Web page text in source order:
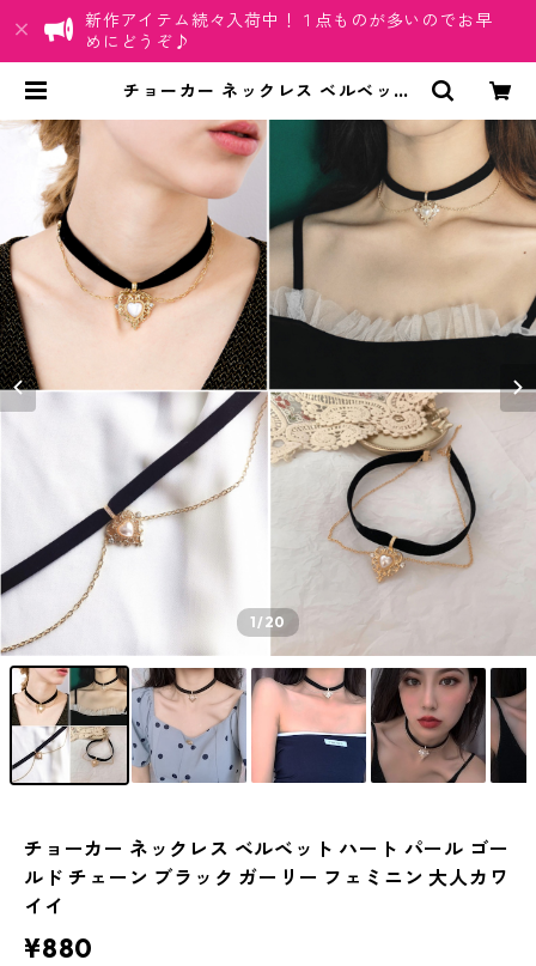
新作アイテム続々入荷中！１点ものが多いのでお早
めにどうぞ♪
チョーカー ネックレス ベルベット
ラック ガーリー フェミニン 大人カ
ワイイ | ちゅらネット「にふぇーで
ーびる」
1/20
チョーカー ネックレス ベルベット ハート パール ゴー
ルド チェーン ブラック ガーリー フェミニン 大人カワ
イイ
¥880